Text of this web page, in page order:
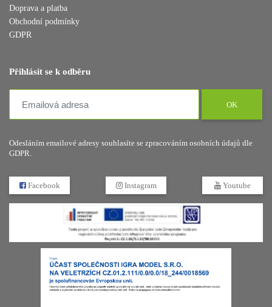
Doprava a platba
Obchodní podmínky
GDPR
Přihlásit se k odběru
OK
Odesláním emailové adresy souhlasíte se zpracováním osobních údajů dle
GDPR.
Facebook Instagram Youtube